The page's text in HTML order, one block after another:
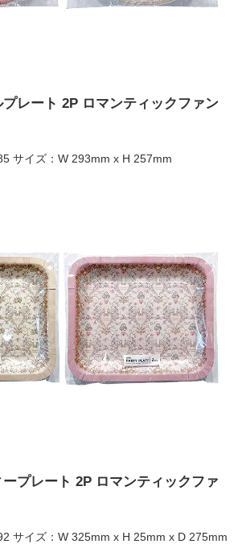
レート 2P ロマンティックファン
サイズ：W 293mm x H 257mm
プレート 2P ロマンティックファ
サイズ：W 325mm x H 25mm x D 275mm